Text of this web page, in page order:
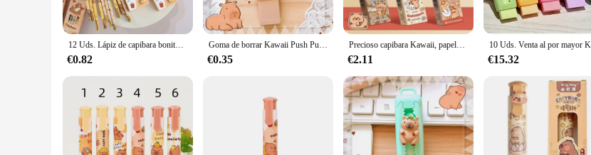
12 Uds. Lápiz de capibara bonito de dibujos animados con borrador, lápiz Kawaii creativo, suministros de oficina, papelería para estudiantes, premio de regalo para estudiantes
€0.82
Goma de borrar Kawaii Push Pull Capybara para niños, material escolar suave, limpia, desordenada, papelería, oficina, estudiante, regalo
€0.35
Precioso capibara Kawaii, papelería de goma, prensa, borrador de goma, suministros de papelería escolar divertidos, papelería de oficina y regalos 2024
€2.11 €15.32